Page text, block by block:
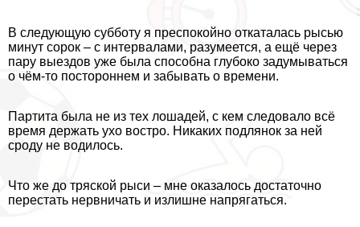
В следующую субботу я преспокойно откаталась рысью
минут сорок – с интервалами, разумеется, а ещё через
пару выездов уже была способна глубоко задумываться
о чём-то постороннем и забывать о времени.
Партита была не из тех лошадей, с кем следовало всё
время держать ухо востро. Никаких подлянок за ней
сроду не водилось.
Что же до тряской рыси – мне оказалось достаточно
перестать нервничать и излишне напрягаться.